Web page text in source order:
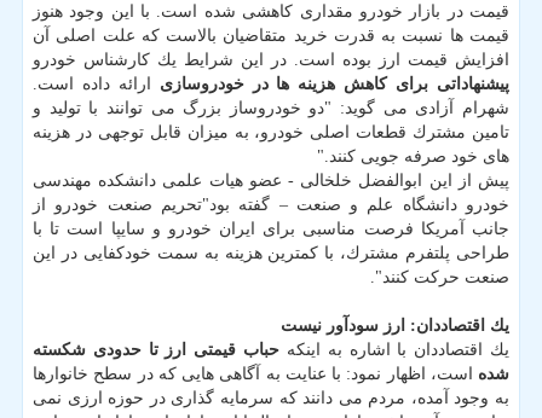
قیمت در بازار خودرو مقداری كاهشی شده است. با این وجود هنوز
قیمت ها نسبت به قدرت خرید متقاضیان بالاست كه علت اصلی آن
افزایش قیمت ارز بوده است. در این شرایط یك كارشناس خودرو
پیشنهاداتی برای كاهش هزینه ها در خودروسازی ارائه داده است.
شهرام آزادی می گوید: "دو خودروساز بزرگ می توانند با تولید و
تامین مشترك قطعات اصلی خودرو، به میزان قابل توجهی در هزینه
های خود صرفه جویی كنند."
پیش از این ابوالفضل خلخالی - عضو هیات علمی دانشكده مهندسی
خودرو دانشگاه علم و صنعت – گفته بود"تحریم صنعت خودرو از
جانب آمریكا فرصت مناسبی برای ایران خودرو و سایپا است تا با
طراحی پلتفرم مشترك، با كمترین هزینه به سمت خودكفایی در این
صنعت حركت كنند".
یك اقتصاددان: ارز سودآور نیست
یك اقتصاددان با اشاره به اینكه حباب قیمتی ارز تا حدودی شكسته
شده است، اظهار نمود: با عنایت به آگاهی هایی كه در سطح خانوارها
به وجود آمده، مردم می دانند كه سرمایه گذاری در حوزه ارزی نمی